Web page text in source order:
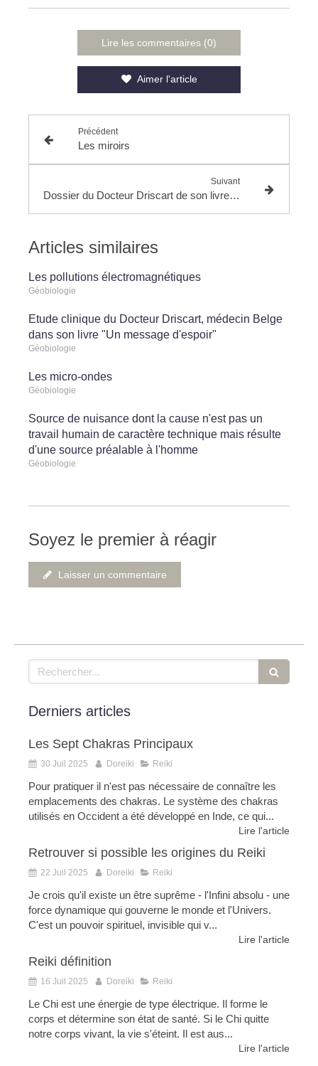
Lire les commentaires (0)
Aimer l'article
Précédent
Les miroirs
Suivant
Dossier du Docteur Driscart de son livre "Un message d'espoir" qui n'est plus édité
Articles similaires
Les pollutions électromagnétiques
Géobiologie
Etude clinique du Docteur Driscart, médecin Belge
dans son livre "Un message d'espoir"
Géobiologie
Les micro-ondes
Géobiologie
Source de nuisance dont la cause n'est pas un
travail humain de caractère technique mais résulte
d'une source préalable à l'homme
Géobiologie
Soyez le premier à réagir
Laisser un commentaire
Rechercher
Derniers articles
Les Sept Chakras Principaux
30 Juil 2025 Doreiki Reiki
Pour pratiquer il n'est pas nécessaire de connaître les
emplacements des chakras. Le système des chakras
utilisés en Occident a été développé en Inde, ce qui...
Lire l'article
Retrouver si possible les origines du Reiki
22 Juil 2025 Doreiki Reiki
Je crois qu'il existe un être suprême - l'Infini absolu - une
force dynamique qui gouverne le monde et l'Univers.
C'est un pouvoir spirituel, invisible qui v...
Lire l'article
Reiki définition
16 Juil 2025 Doreiki Reiki
Le Chi est une énergie de type électrique. Il forme le
corps et détermine son état de santé. Si le Chi quitte
notre corps vivant, la vie s'éteint. Il est aus...
Lire l'article